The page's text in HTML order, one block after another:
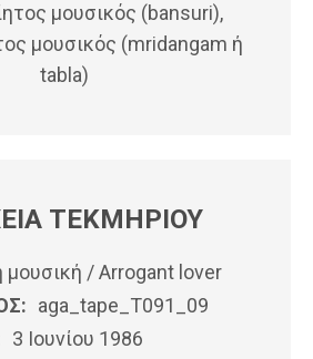
μουσικός (bansuri),
μουσικός (mridangam ή
tabla)
ΤΕΚΜΗΡΙΟΥ
μουσική / Arrogant lover
aga_tape_T091_09
3 Ιουνίου 1986